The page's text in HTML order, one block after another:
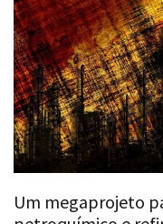
Um megaprojeto
petroquímico e
apresentado nesta